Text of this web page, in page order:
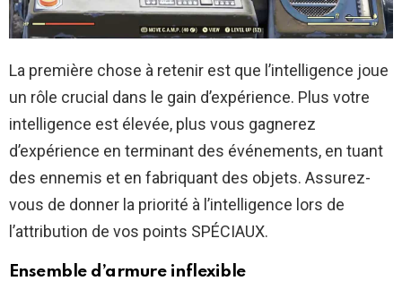
La première chose à retenir est que l’intelligence joue
un rôle crucial dans le gain d’expérience. Plus votre
intelligence est élevée, plus vous gagnerez
d’expérience en terminant des événements, en tuant
des ennemis et en fabriquant des objets. Assurez-
vous de donner la priorité à l’intelligence lors de
l’attribution de vos points SPÉCIAUX.
Ensemble d’armure inflexible